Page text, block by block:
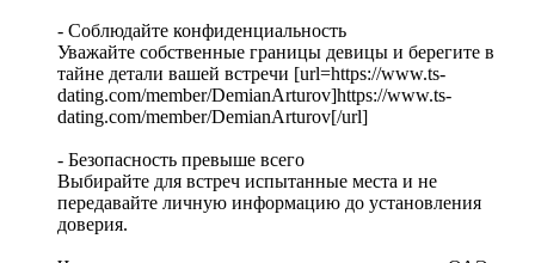
- Соблюдайте конфиденциальность
Уважайте собственные границы девицы и берегите в
тайне детали вашей встречи [url=https://www.ts-
dating.com/member/DemianArturov]https://www.ts-
dating.com/member/DemianArturov[/url]
- Безопасность превыше всего
Выбирайте для встреч испытанные места и не
передавайте личную информацию до установления
доверия.